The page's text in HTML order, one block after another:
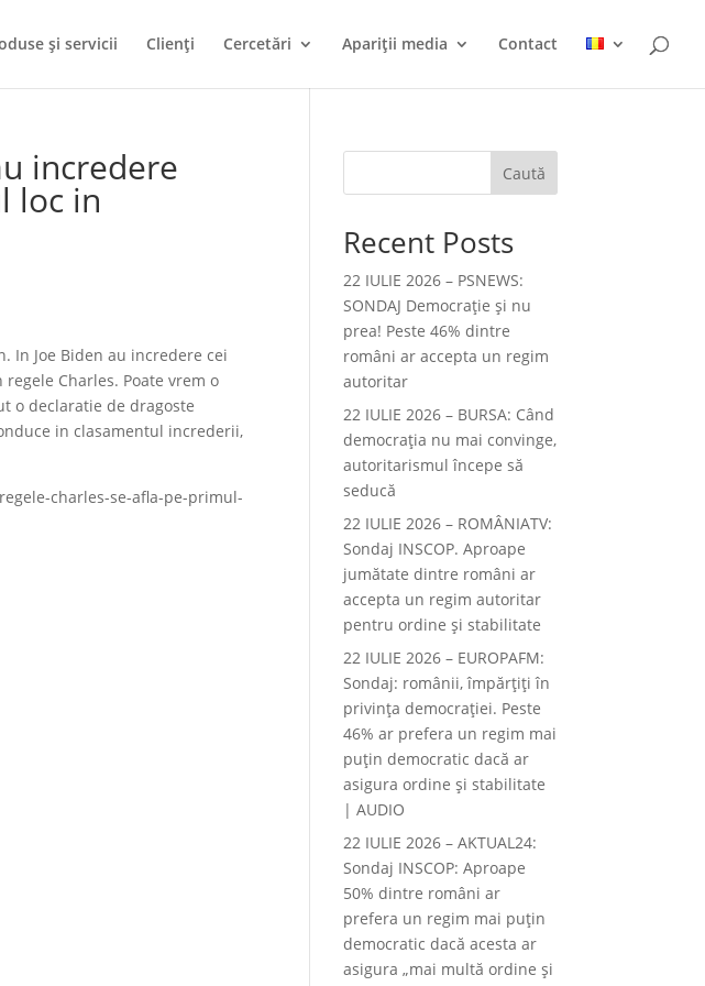
și servicii Clienți Cercetări Apariții media Contact
incredere
loc in
In Joe Biden au incredere cei
Charles. Poate vrem o
o declaratie de dragoste
in clasamentul increderii,
charles-se-afla-pe-primul-
Caută
Recent Posts
22 IULIE 2026 – PSNEWS:
SONDAJ Democrație și nu
prea! Peste 46% dintre
români ar accepta un regim
autoritar
22 IULIE 2026 – BURSA: Când
democraţia nu mai convinge,
autoritarismul începe să
seducă
22 IULIE 2026 – ROMÂNIATV:
Sondaj INSCOP. Aproape
jumătate dintre români ar
accepta un regim autoritar
pentru ordine și stabilitate
22 IULIE 2026 – EUROPAFM:
Sondaj: românii, împărțiți în
privința democrației. Peste
46% ar prefera un regim mai
puțin democratic dacă ar
asigura ordine și stabilitate
| AUDIO
22 IULIE 2026 – AKTUAL24:
Sondaj INSCOP: Aproape
50% dintre români ar
prefera un regim mai puțin
democratic dacă acesta ar
asigura „mai multă ordine și